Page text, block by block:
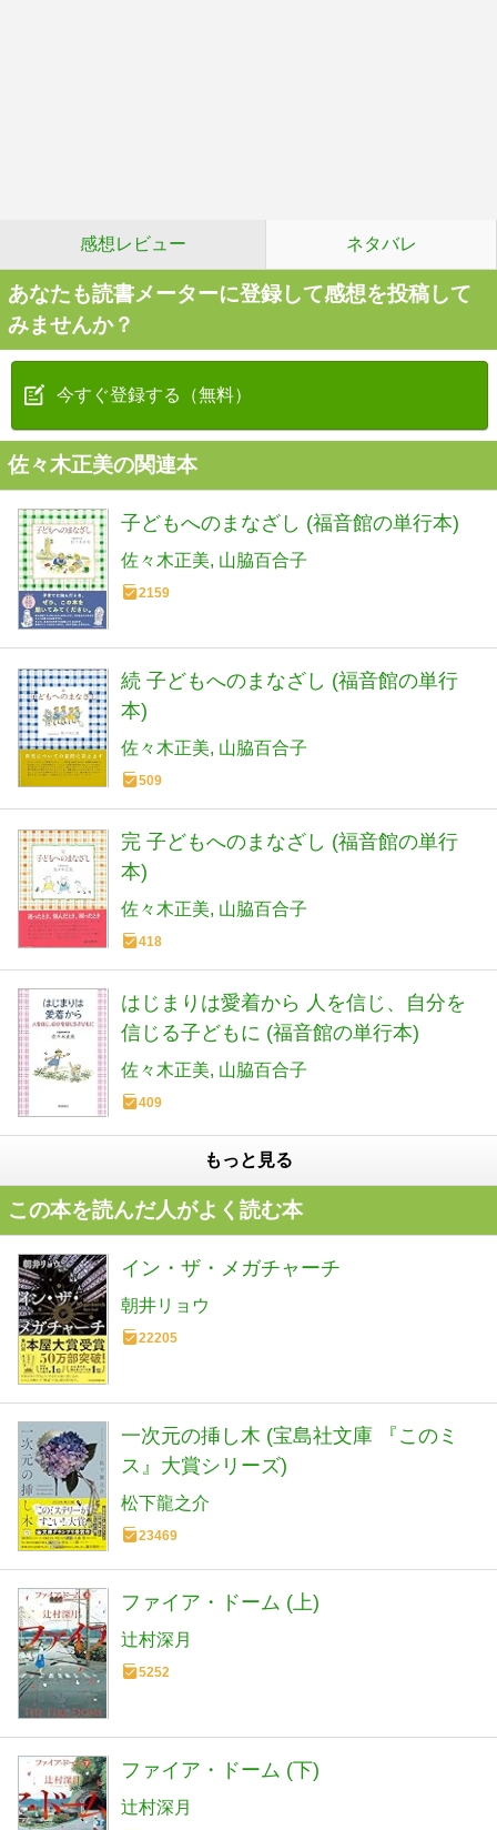
感想レビュー ネタバレ
あなたも読書メーターに登録して感想を投稿して
みませんか？
今すぐ登録する（無料）
佐々木正美の関連本
子どもへのまなざし (福音館の単行本)
佐々木正美 山脇百合子
2159
続 子どもへのまなざし (福音館の単行
本)
佐々木正美 山脇百合子
509
完 子どもへのまなざし (福音館の単行
本)
佐々木正美 山脇百合子
418
はじまりは愛着から 人を信じ、自分を
信じる子どもに (福音館の単行本)
佐々木正美 山脇百合子
409
もっと見る
この本を読んだ人がよく読む本
イン・ザ・メガチャーチ
朝井リョウ
22205
一次元の挿し木 (宝島社文庫 『このミ
ス』大賞シリーズ)
松下龍之介
23469
ファイア・ドーム (上)
辻村深月
5252
ファイア・ドーム (下)
辻村深月